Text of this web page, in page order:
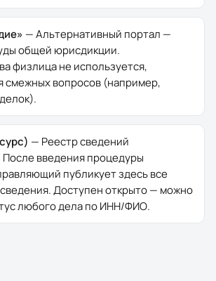
—Альтернативный портал —
общей юрисдикции.
физлица не используется,
смежных вопросов (например,
— Реестр сведений
После введения процедуры
публикует здесь все
Доступен открыто — можно
любого дела по ИНН/ФИО.